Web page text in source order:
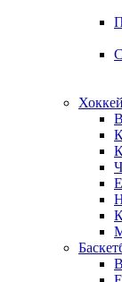
Хоккей